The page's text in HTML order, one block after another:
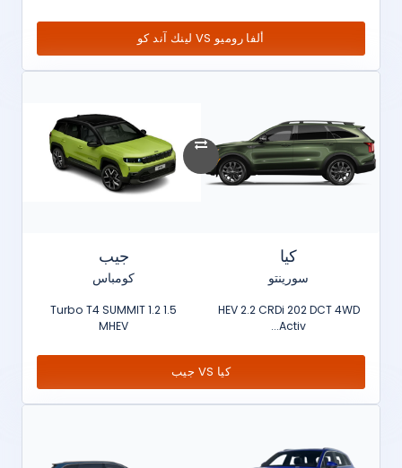
ألفا روميو VS لينك آند كو
كيا
سورينتو
HEV 2.2 CRDi 202 DCT 4WD
Activ...
جيب
كومباس
1.5 Turbo T4 SUMMIT 1.2
MHEV
كيا VS جيب